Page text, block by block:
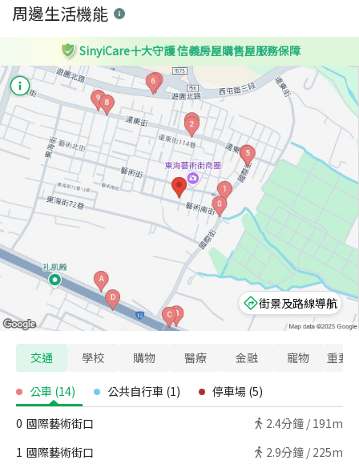
周邊生活機能
SinyiCare十大守護 信義房屋購售屋服務保障
街景及路線導航
交通 學校 購物 醫療 金融 寵物 重要
公車 (14) 公共自行車 (1) 停車場 (5)
0 國際藝術街口 2.4分鐘 / 191m
1 國際藝術街口 2.9分鐘 / 225m